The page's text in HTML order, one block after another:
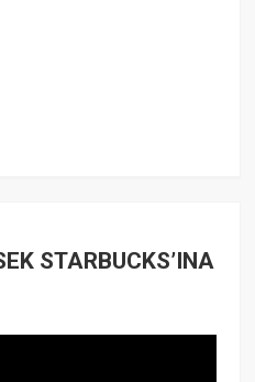
STARBUCKS’INA